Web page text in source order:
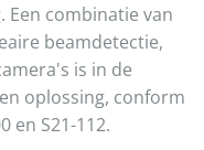
combinatie van
beamdetectie,
is in de
oplossing, conform
en S21-112.